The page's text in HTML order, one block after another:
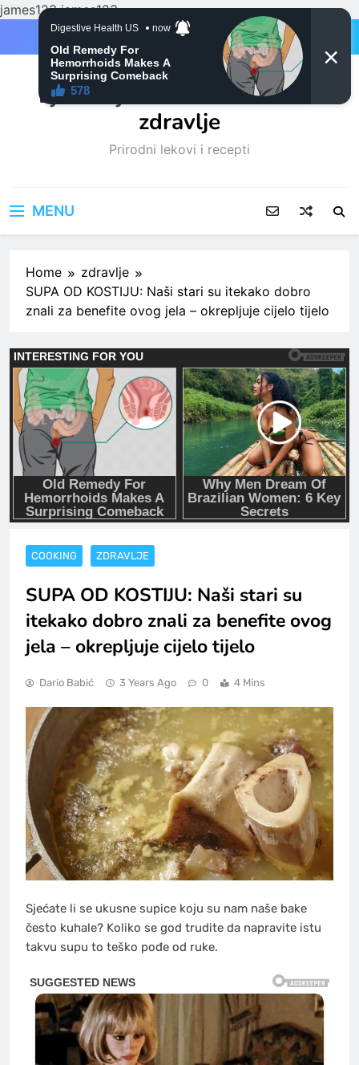
james123james123
Ljubitelji mačaka i Prirodno
zdravlje
Prirodni lekovi i recepti
MENU
Home
zdravlje
SUPA OD KOSTIJU: Naši stari su itekako dobro
znali za benefite ovog jela – okrepljuje cijelo tijelo
COOKING ZDRAVLJE
SUPA OD KOSTIJU: Naši stari su
itekako dobro znali za benefite ovog
jela – okrepljuje cijelo tijelo
Dario Babić 3 Years Ago 0 4 Mins
Sjećate li se ukusne supice koju su nam naše bake
često kuhale? Koliko se god trudite da napravite istu
takvu supu to teško pođe od ruke.